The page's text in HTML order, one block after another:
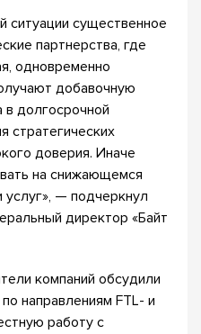
ситуации существенное
партнерства, где
одновременно
добавочную
в долгосрочной
стратегических
доверия. Иначе
на снижающемся
— подчеркнул
директор «Байт
компаний обсудили
направлениям FTL- и
работу с